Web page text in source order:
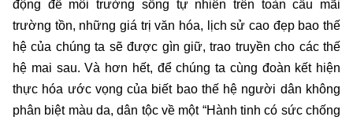
động để môi trường sống tự nhiên trên toàn cầu mãi
trường tồn, những giá trị văn hóa, lịch sử cao đẹp bao thế
hệ của chúng ta sẽ được gìn giữ, trao truyền cho các thế
hệ mai sau. Và hơn hết, để chúng ta cùng đoàn kết hiện
thực hóa ước vọng của biết bao thế hệ người dân không
phân biệt màu da, dân tộc về một “Hành tinh có sức chống